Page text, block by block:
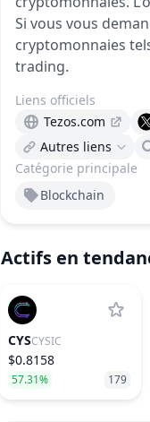
Si vous vous
cryptomonnaies
trading.
Catégorie principale
Blockchain
Liens officiels
Tezos.com
Autres liens
Actifs en
CYSCYSIC
$0.8158
57.31% 179